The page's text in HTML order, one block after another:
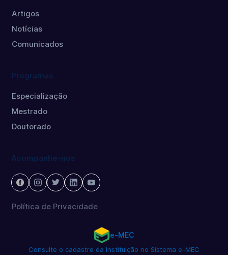
Artigos
Notícias
Comunicados
Programas
Especialização
Mestrado
Doutorado
Acompanhe-nos
Política de Privacidade
e-MEC
Consulte o cadastro da Instituição no Sistema e-MEC